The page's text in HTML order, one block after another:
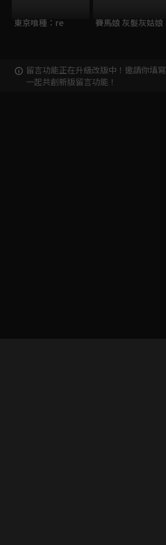
東京喰種：re 賽馬娘 灰髮灰姑娘
留言功能正在升級改版中！邀請你填寫
一起共創新版留言功能！